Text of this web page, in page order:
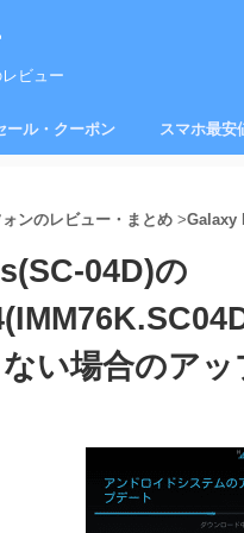
ビュー
ール・クーポン スマホ最安
ンのレビュー・まとめ >Galaxy
04D)の
い場合のアッ